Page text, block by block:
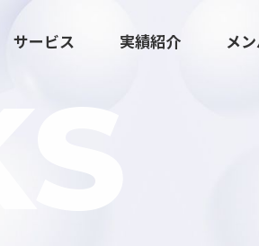
サービス 実績紹介 メ